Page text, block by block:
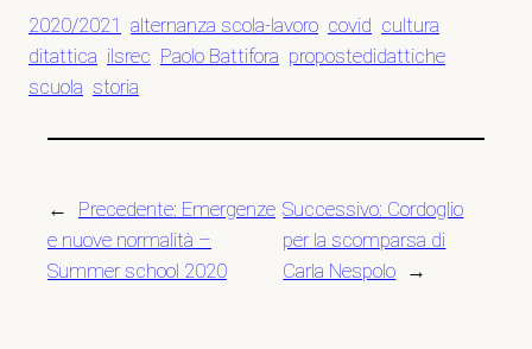
2020/2021 alternanza scola-lavoro covid cultura
ditattica ilsrec Paolo Battifora propostedidattiche
scuola storia
← Precedente: Emergenze
e nuove normalità –
Summer school 2020
Successivo: Cordoglio
per la scomparsa di
Carla Nespolo →